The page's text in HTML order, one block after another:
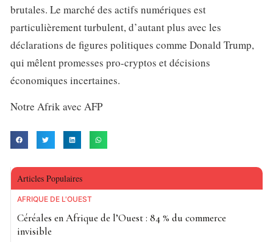
brutales. Le marché des actifs numériques est
particulièrement turbulent, d’autant plus avec les
déclarations de figures politiques comme Donald Trump,
qui mêlent promesses pro-cryptos et décisions
économiques incertaines.
Notre Afrik avec AFP
Articles Populaires
AFRIQUE DE L'OUEST
Céréales en Afrique de l’Ouest : 84 % du commerce
invisible